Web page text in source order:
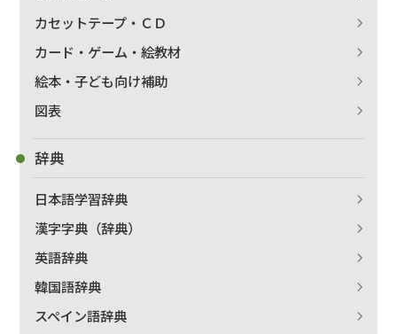
カセットテープ・ＣＤ
カード・ゲーム・絵教材
絵本・子ども向け補助
図表
辞典
日本語学習辞典
漢字字典（辞典）
英語辞典
韓国語辞典
スペイン語辞典